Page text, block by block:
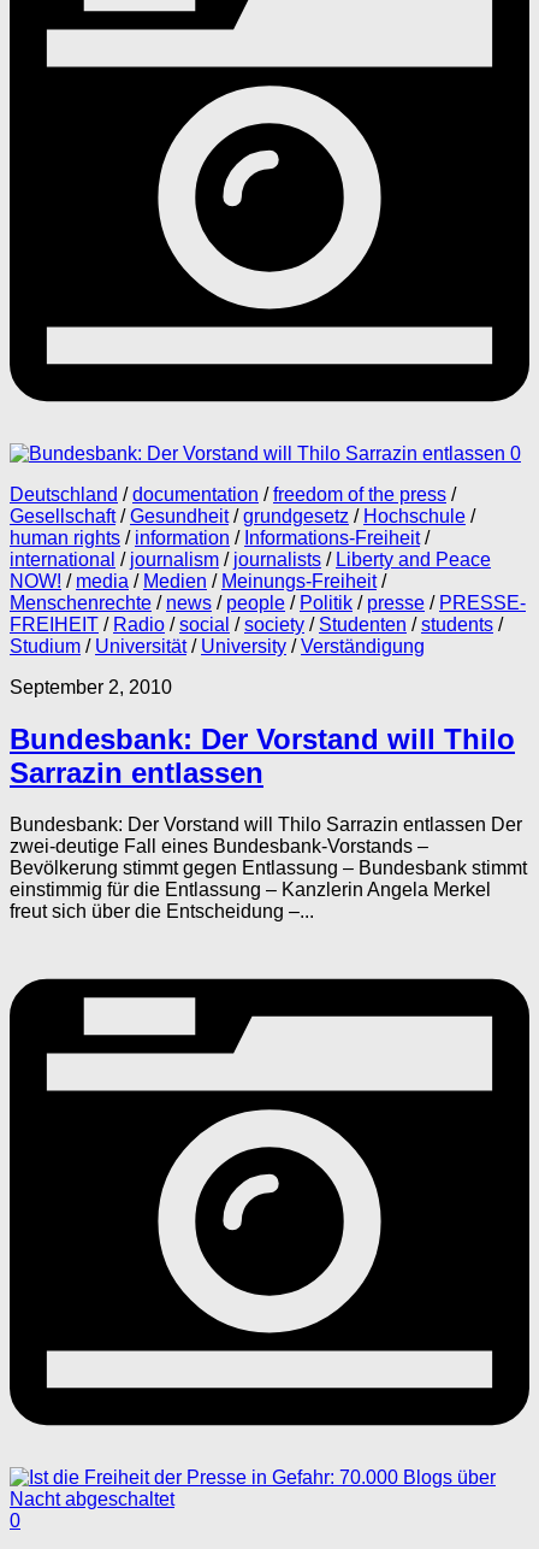
0
Deutschland /documentation /freedom of the press /
Gesellschaft/Gesundheit/grundgesetz / Hochschule /
human rights / information / Informations-Freiheit/
international / journalism / journalists / Liberty and Peace
NOW! / media / Medien / Meinungs-Freiheit/
Menschenrechte / news / people / Politik / presse / PRESSE-
FREIHEIT / Radio /social /society / Studenten /students /
Studium / Universität/ University /Verständigung
September 2, 2010
Bundesbank: Der Vorstand will Thilo
Sarrazin entlassen
Bundesbank: Der Vorstand will Thilo Sarrazin entlassen Der
zwei-deutige Fall eines Bundesbank-Vorstands –
Bevölkerung stimmt gegen Entlassung – Bundesbank stimmt
einstimmig für die Entlassung – Kanzlerin Angela Merkel
freut sich über die Entscheidung –...
0